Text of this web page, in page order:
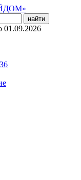
найти
01.09.2026